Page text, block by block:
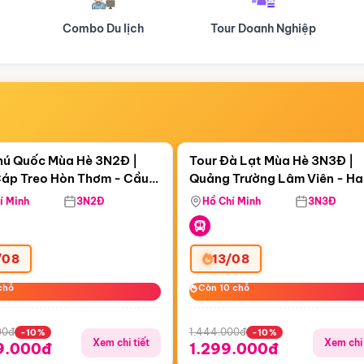
Tour Doanh Nghiệp Du lịch Hành Hương
02:13:57
Treo Hòn Thơm
Quốc Mùa Hè 3N2Đ |
Treo Hòn Thơm - Cầu
Viên Nước Aquatopia
Minh 3N2Đ
-10%
Xem chi tiết
Còn05 ngày 02:13:57
Tour Đà Lạt Mùa Hè 3N3Đ |
Quảng Trường Lâm Viên -
Hill - Puppy Farm
Hồ Chí Minh 3N3Đ
13/08
Còn 10 chỗ
Còn 10 chỗ
1.444.000đ -10%
1.299.000đ Xem